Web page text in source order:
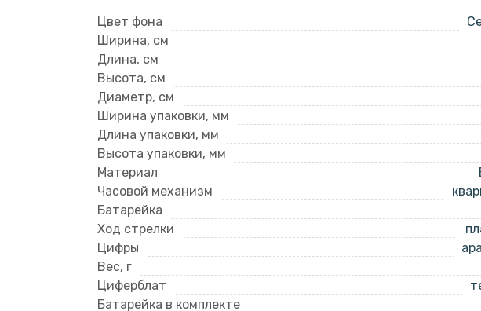
Цвет фона
Ширина, см
Длина, см
Высота, см
Диаметр, см
Ширина упаковки, мм
Длина упаковки, мм
Высота упаковки, мм
Материал
Часовой механизм
Батарейка
Ход стрелки
Цифры
Вес, г
Циферблат
Батарейка в комплекте